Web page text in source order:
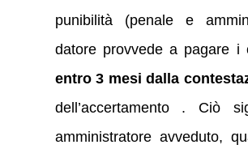
punibilità (penale e
datore provvede a pagare i
entro 3 mesi dalla
dell’accertamento . Ciò
amministratore avveduto,